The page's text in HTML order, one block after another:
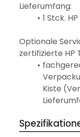
Lieferumfang:
1 Stck.
Optionale
zertifizierte HP
Kiste